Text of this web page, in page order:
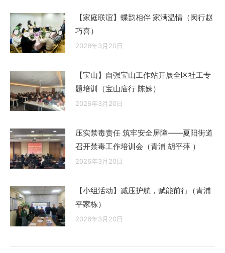
【家庭联谊】蝶韵相伴 家满温情（闵行赵
巧喜）
2026年3月20日
【宝山】自强宝山工作站开展全区社工专
题培训（宝山庙行 陈姝）
2026年3月20日
压实禁毒责任 筑牢安全屏障——夏阳街道
召开禁毒工作培训会（青浦 胡平萍 ）
2026年3月20日
【小组活动】减压护航，赋能前行（青浦
平家栋）
2026年3月20日